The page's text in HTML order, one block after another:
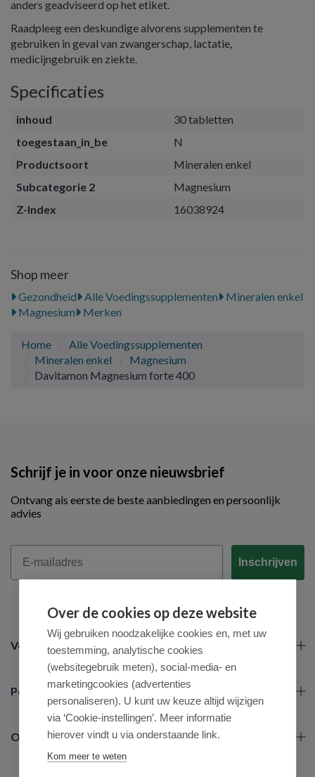
anders geadviseerd op het etiket.
Raadpleeg een deskundige alvorens supplementen te
gebruiken in geval van zwangerschap, lactatie,
medicijngebruik en ziekte.
Specificaties
inhoud
30 tabletten
toegestaan_in_be
N
Productsoort
Mineralen enkel
Subcategorie 2
Magnesium
Z-Index
16038924
Shop meer
Gezondheid Alle Voedingssupplementen
Mineralen enkel
Magnesium
Merken
Home
Alle Voedingssupplementen
Mineralen enkel
Magnesium
Davitamon Magnesium forte 400
Schrijf je in voor onze nieuwsbrief
Ontvang als eerste de beste aanbiedingen en persoonlijk
advies
Email
Inschrijven
Veel gestelde vragen
Populaire merken
Over ons
Over de cookies op deze website
Wij gebruiken noodzakelijke cookies en, met uw
toestemming, analytische cookies
(websitegebruik meten), social-media- en
marketingcookies (advertenties
personaliseren). U kunt uw keuze altijd wijzigen
via ‘Cookie-instellingen’. Meer informatie
hierover vindt u via onderstaande link.
Kom meer te weten